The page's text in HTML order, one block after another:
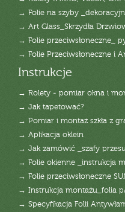
→ Folie na szyby
→ Art Glass_Skrzydła
→ Folie przeciwsłoneczne_
→ Folie Przeciwsłoneczne i
Instrukcje
→ Rolety - pomiar okna i
→ Jak tapetować?
→ Pomiar i montaż szkła z
→ Aplikacja oklein
→ Jak zamówić _szafy
→ Folie okienne _instrukcja
→ Folie przeciwsłoneczne
→ Instrukcja montażu_folia p/
→ Specyfikacja Folii